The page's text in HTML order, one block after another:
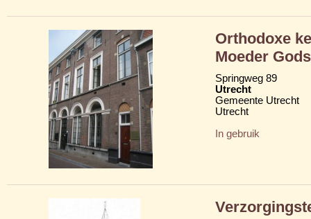
Orthodoxe
Moeder Gods
Springweg 89
Utrecht
Gemeente Utrecht
Utrecht
In gebruik